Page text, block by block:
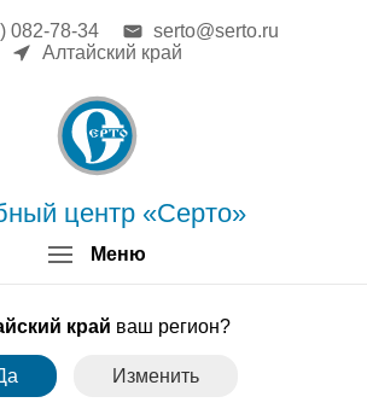
Меню
центр «Серто»
082-78-34
serto@serto.ru
Алтайский край
край ваш регион?
Изменить
переподготовка